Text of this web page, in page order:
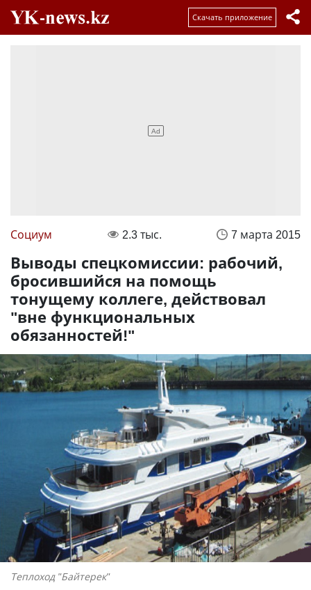
Скачать приложение
Социум 2.3 тыс. 7 марта 2015
Выводы спецкомиссии: рабочий,
бросившийся на помощь
тонущему коллеге, действовал
"вне функциональных
обязанностей!"
Теплоход "Байтерек"